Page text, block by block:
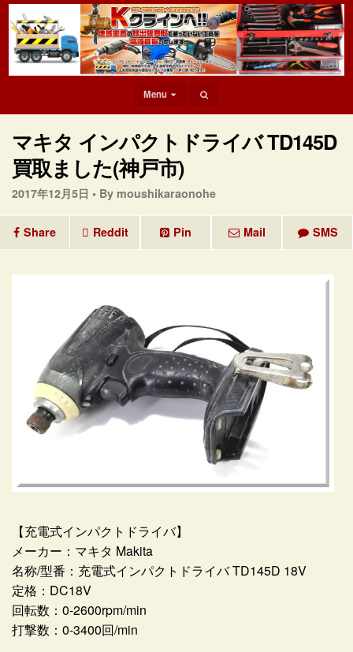
Menu
マキタ インパクトドライバ TD145D
買取ました(神戸市)
2017年12月5日 • By moushikaraonohe
Share Reddit Pin Mail SMS
【充電式インパクトドライバ】
メーカー：マキタ Makita
名称/型番：充電式インパクトドライバ TD145D 18V
定格：DC18V
回転数：0-2600rpm/min
打撃数：0-3400回/min